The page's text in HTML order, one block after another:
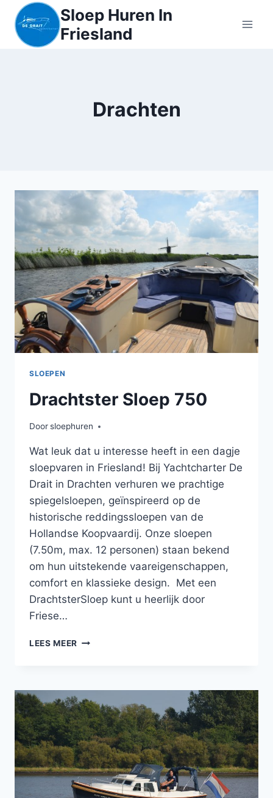
Sloep Huren In
Friesland
Drachten
SLOEPEN
Drachtster Sloep 750
Doorsloephuren
Wat leuk dat u interesse heeft in een dagje
sloepvaren in Friesland! Bij Yachtcharter De
Drait in Drachten verhuren we prachtige
spiegelsloepen, geïnspireerd op de
historische reddingssloepen van de
Hollandse Koopvaardij. Onze sloepen
(7.50m, max. 12 personen) staan bekend
om hun uitstekende vaareigenschappen,
comfort en klassieke design. Met een
DrachtsterSloep kunt u heerlijk door
Friese…
LEES MEER